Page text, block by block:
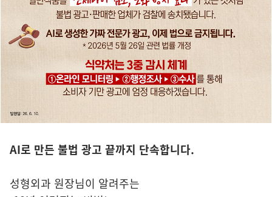
AI로 만든 불법 광고 끝까지 단속합니다.
성형외과 원장님이 알려주는